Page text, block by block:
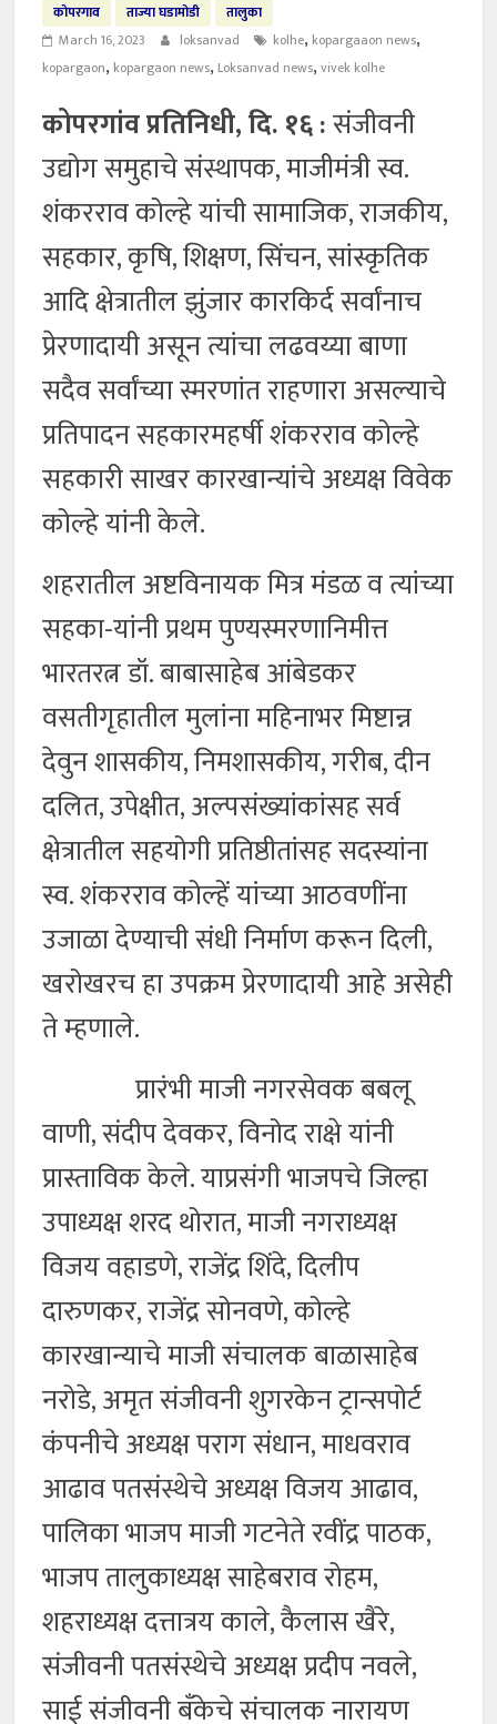
कोपरगाव ताज्या घडामोडी
तालुका
March 16, 2023
loksanvad kolhe, kopargaaon news,
kopargaon, kopargaon news, Loksanvad news,vivek kolhe
कोपरगांव प्रतिनिधी, दि. १६ :संजीवनी
उद्योग समुहाचे संस्थापक, माजीमंत्री स्व.
शंकरराव कोल्हे यांची सामाजिक, राजकीय,
सहकार, कृषि, शिक्षण, सिंचन, सांस्कृतिक
आदि क्षेत्रातील झुंजार कारकिर्द सर्वांनाच
प्रेरणादायी असून त्यांचा लढवय्या बाणा
सदैव सर्वांच्या स्मरणांत राहणारा असल्याचे
प्रतिपादन सहकारमहर्षी शंकरराव कोल्हे
सहकारी साखर कारखान्यांचे अध्यक्ष विवेक
कोल्हे यांनी केले.
शहरातील अष्टविनायक मित्र मंडळ व त्यांच्या
सहका-यांनी प्रथम पुण्यस्मरणानिमीत्त
भारतरत्न डॉ. बाबासाहेब आंबेडकर
वसतीगृहातील मुलांना महिनाभर मिष्टान्न
देवुन शासकीय, निमशासकीय, गरीब, दीन
दलित, उपेक्षीत, अल्पसंख्यांकांसह सर्व
क्षेत्रातील सहयोगी प्रतिष्ठीतांसह सदस्यांना
स्व. शंकरराव कोल्हें यांच्या आठवणींना
उजाळा देण्याची संधी निर्माण करून दिली,
खरोखरच हा उपक्रम प्रेरणादायी आहे असेही
ते म्हणाले.
प्रारंभी माजी नगरसेवक बबलू
वाणी, संदीप देवकर, विनोद राक्षे यांनी
प्रास्ताविक केले. याप्रसंगी भाजपचे जिल्हा
उपाध्यक्ष शरद थोरात, माजी नगराध्यक्ष
विजय वहाडणे, राजेंद्र शिंदे, दिलीप
दारुणकर, राजेंद्र सोनवणे, कोल्हे
कारखान्याचे माजी संचालक बाळासाहेब
नरोडे, अमृत संजीवनी शुगरकेन ट्रान्सपोर्ट
कंपनीचे अध्यक्ष पराग संधान, माधवराव
आढाव पतसंस्थेचे अध्यक्ष विजय आढाव,
पालिका भाजप माजी गटनेते रवींद्र पाठक,
भाजप तालुकाध्यक्ष साहेबराव रोहम,
शहराध्यक्ष दत्तात्रय काले, कैलास खैरे,
संजीवनी पतसंस्थेचे अध्यक्ष प्रदीप नवले,
साई संजीवनी बँकेचे संचालक नारायण